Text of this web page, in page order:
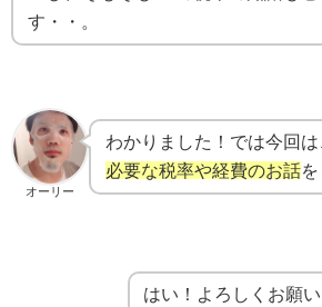
す・・。
オーリー
わかりました！では今回は
必要な税率や経費のお話を
はい！よろしくお願い